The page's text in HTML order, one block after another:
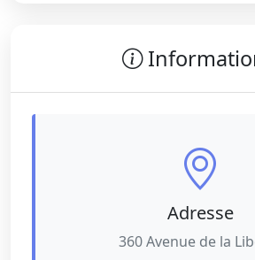
Adresse
360 Avenue de la